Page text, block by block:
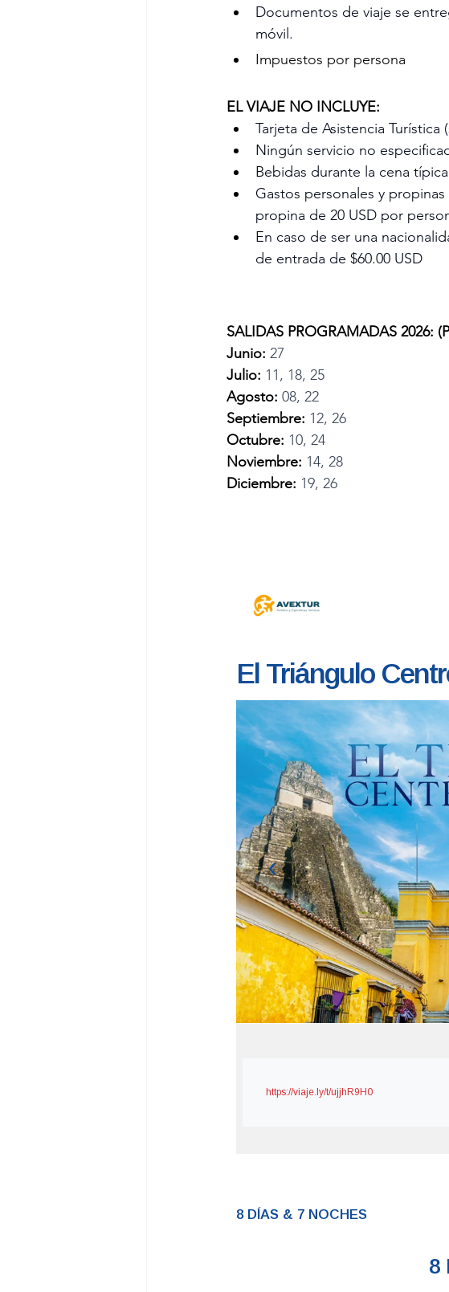
Documentos de viaje se
móvil.
Impuestos por persona
EL VIAJE NO INCLUYE:
Tarjeta de Asistencia Turística
Ningún servicio no
Bebidas durante la cena típica
Gastos personales y
propina de 20 USD por
En caso de ser una
de entrada de $60.00 USD
SALIDAS PROGRAMADAS
Junio: 27
Julio: 11, 18, 25
Agosto: 08, 22
Septiembre: 12, 26
Octubre: 10, 24
Noviembre: 14, 28
Diciembre: 19, 26